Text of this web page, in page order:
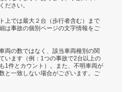
ださい。
上では最大２台（歩行者含む）まで
は事故の個別ページの文字情報をご
両の数ではなく、該当車両種別の関
います（例：1つの事故で2台以上の
1件とカウント）。また、不明車両が
と一致しない場合がございます。ご